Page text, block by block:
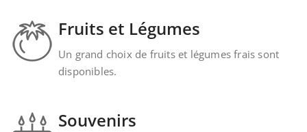
Fruits et Légumes
Un grand choix de fruits et légumes frais sont
disponibles.
Souvenirs